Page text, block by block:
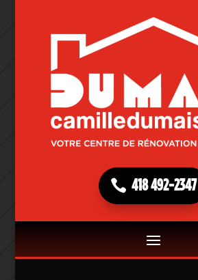
418 492-2347